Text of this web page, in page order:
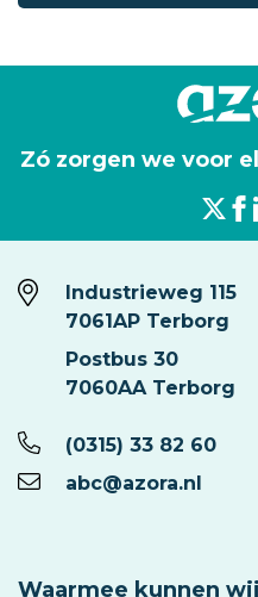
Zó zorgen we voor
Industrieweg 115
7061AP Terborg
Postbus 30
7060AA Terborg
(0315) 33 82 60
abc@azora.nl
Waarmee kunnen